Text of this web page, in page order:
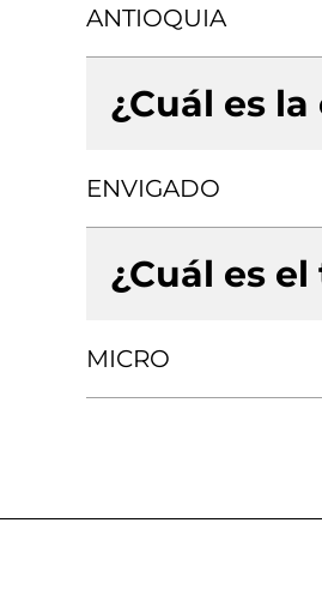
ANTIOQUIA
¿Cuál es
ENVIGADO
¿Cuál es
MICRO